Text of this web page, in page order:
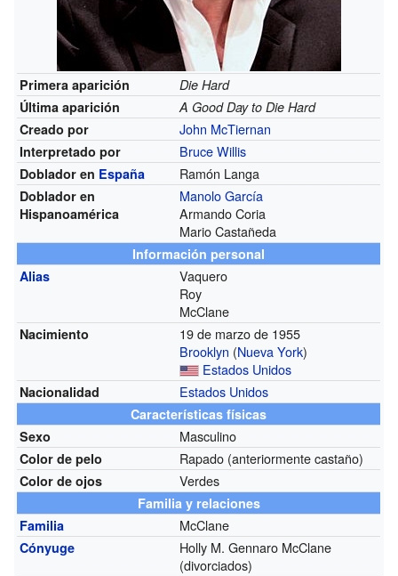
Primera aparición
Die Hard
Última aparición
A Good Day to Die Hard
Creado por
John McTiernan
Interpretado por Bruce Willis
Doblador en España Ramón Langa
Doblador en
Hispanoamérica
Manolo García
Armando Coria
Mario Castañeda
Información personal
Alias
Vaquero
Roy
McClane
Nacimiento
19 de marzo de 1955
Brooklyn (Nueva York)
Estados Unidos
Nacionalidad Estados Unidos
Características físicas
Sexo
Masculino
Color de pelo Rapado (anteriormente castaño)
Color de ojos Verdes
Familia y relaciones
Familia
McClane
Cónyuge
Holly M. Gennaro McClane
(divorciados)